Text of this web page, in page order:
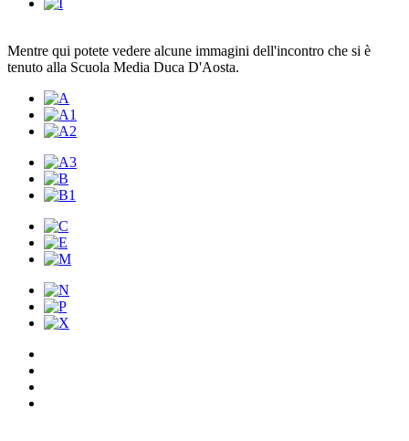
Mentre qui potete vedere alcune immagini dell'incontro che si è
tenuto alla Scuola Media Duca D'Aosta.